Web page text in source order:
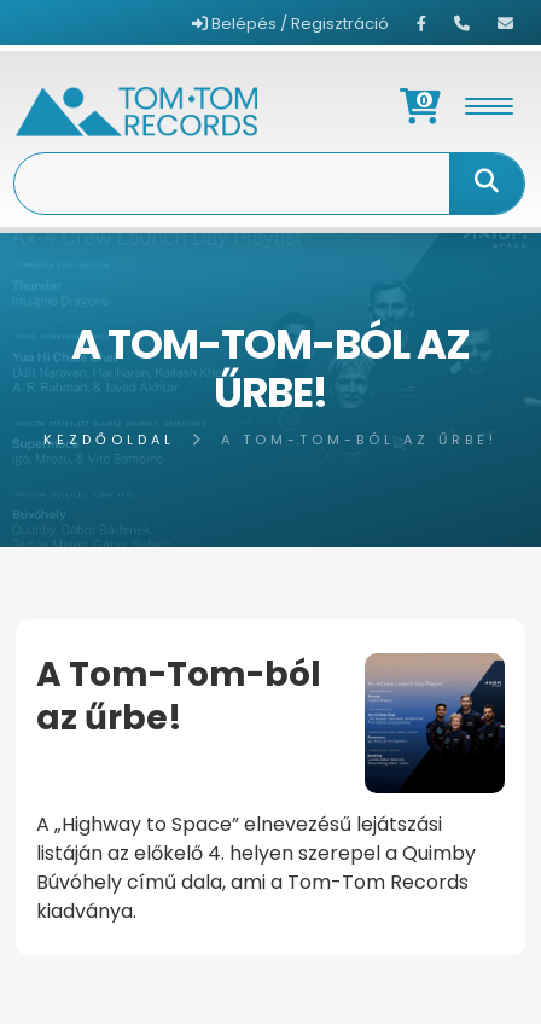
Belépés / Regisztráció
0
A TOM-TOM-BÓL AZ
ŰRBE!
KEZDŐOLDAL A TOM-TOM-BÓL AZ ŰRBE!
A Tom-Tom-ból
az űrbe!
A „Highway to Space” elnevezésű lejátszási
listáján az előkelő 4. helyen szerepel a Quimby
Búvóhely című dala, ami a Tom-Tom Records
kiadványa.